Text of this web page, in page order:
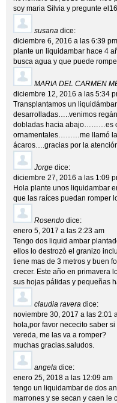
soy maria Silvia y pregunte
susana dice:
diciembre 6, 2016 a las 6:39 pm
plante un liquidambar hace 4
busca agua y que puede
MARIA DEL CARMEN
diciembre 12, 2016 a las 5:34
Transplantamos un
desarrolladas…..venimos
dobladas hacia abajo………es
ornamentales………me llamó la
ácaros….gracias por la
Jorge dice:
diciembre 27, 2016 a las 1:09
Hola plante unos liquidambar
que las raíces puedan romper
Rosendo dice:
enero 5, 2017 a las 2:23 am
Tengo dos liquid ambar
ellos lo destrozò el granizo
tiene mas de 3 metros y buen
crecer. Este año en primavera
sus hojas pálidas y pequeñas
claudia ravera dice:
noviembre 30, 2017 a las 2:01
hola,por favor nececito saber
vereda, me las va a romper?
muchas gracias.saludos.
angela dice:
enero 25, 2018 a las 12:09 am
tengo un liquidambar de dos
marrones y se secan y caen le